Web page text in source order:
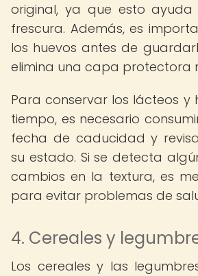
original, ya que esto
frescura. Además, es
los huevos antes de
elimina una capa protectora
Para conservar los lácteos y
tiempo, es necesario
fecha de caducidad y
su estado. Si se detecta
cambios en la textura, es
para evitar problemas de
4. Cereales y
Los cereales y las